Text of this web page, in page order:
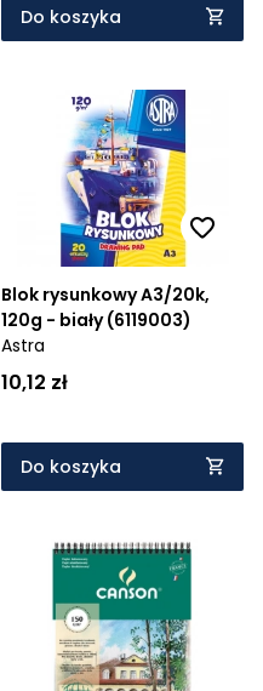
Do koszyka
Blok rysunkowy A3/20k,
120g - biały (6119003)
Astra
10,12 zł
Do koszyka